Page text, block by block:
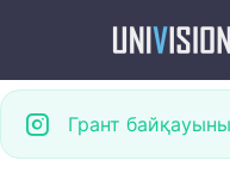
Грант